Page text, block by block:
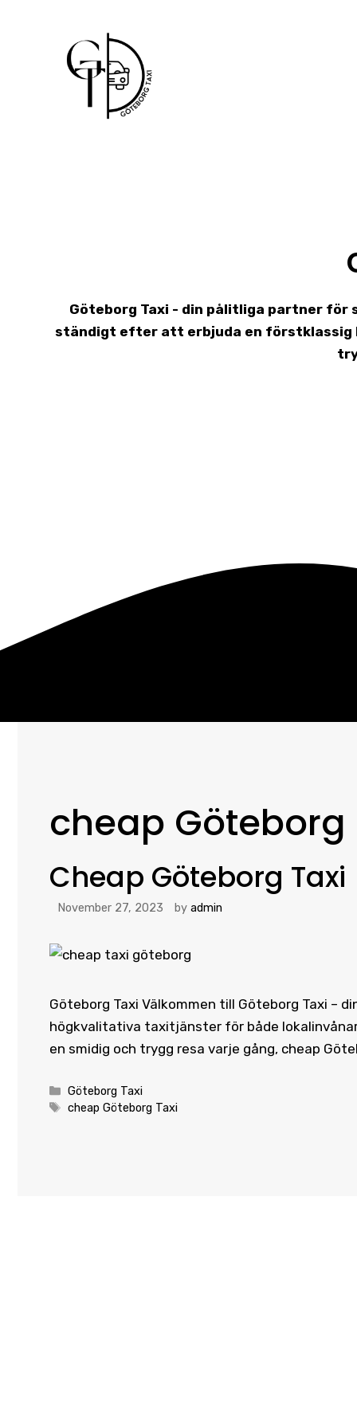
Göteborg Taxi - din pålitliga partner
ständigt efter att erbjuda en förstklassig
cheap Göteborg
Cheap Göteborg Taxi
November 27, 2023 by admin
Göteborg Taxi Välkommen till Göteborg Taxi –
högkvalitativa taxitjänster för både
en smidig och trygg resa varje gång, cheap
Categories
Göteborg Taxi
Tags
cheap Göteborg Taxi